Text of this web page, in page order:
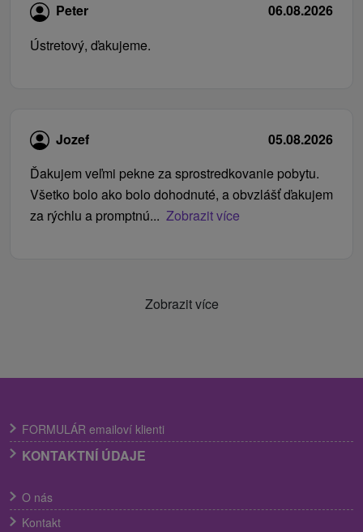
Peter
06.08.2026
Ústretový, ďakujeme.
Jozef
05.08.2026
Ďakujem veľmi pekne za sprostredkovanie pobytu.
Všetko bolo ako bolo dohodnuté, a obvzlášť ďakujem
za rýchlu a promptnú... Zobrazit více
Zobrazit více
FORMULÁR emailoví klienti
KONTAKTNÍ ÚDAJE
O nás
Kontakt